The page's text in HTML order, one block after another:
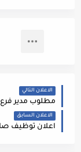
الاعلان التالي
مطلوب مدير
الاعلان السابق
اعلان توظيف